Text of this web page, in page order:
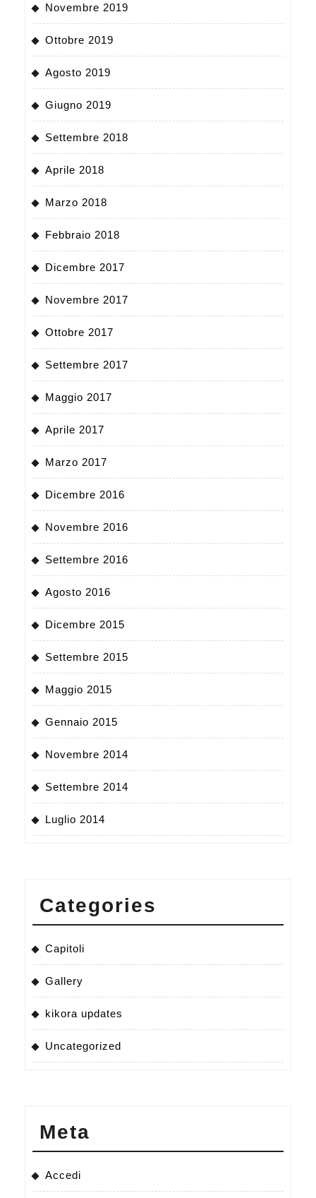
Novembre 2019
Ottobre 2019
Agosto 2019
Giugno 2019
Settembre 2018
Aprile 2018
Marzo 2018
Febbraio 2018
Dicembre 2017
Novembre 2017
Ottobre 2017
Settembre 2017
Maggio 2017
Aprile 2017
Marzo 2017
Dicembre 2016
Novembre 2016
Settembre 2016
Agosto 2016
Dicembre 2015
Settembre 2015
Maggio 2015
Gennaio 2015
Novembre 2014
Settembre 2014
Luglio 2014
Categories
Capitoli
Gallery
kikora updates
Uncategorized
Meta
Accedi